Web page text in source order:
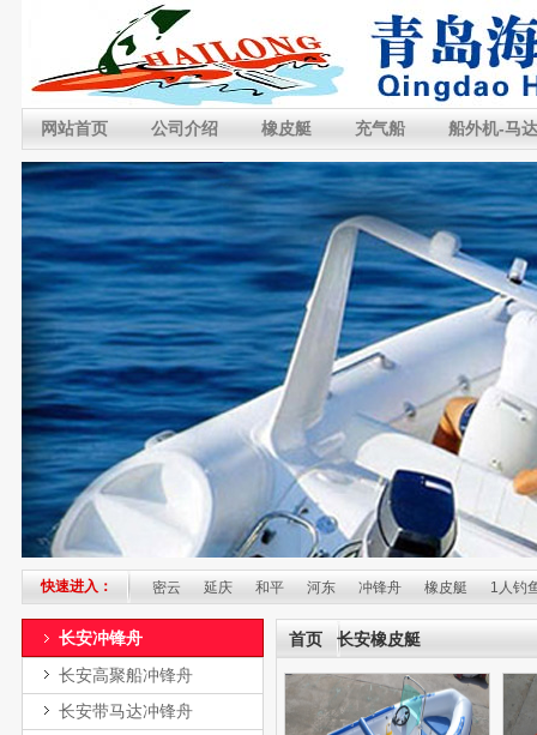
网站首页 公司介绍 橡皮艇 充气船 船外机-马达
快速进入：
怀柔 平谷 密云 延庆 和平 河东 冲锋舟 橡皮艇 1人钓鱼船
长安冲锋舟
长安高聚船冲锋舟
长安带马达冲锋舟
首页 长安橡皮艇